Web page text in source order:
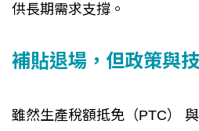
供長期需求支撐。
補貼退場，但政策與
雖然生產稅額抵免（PTC）